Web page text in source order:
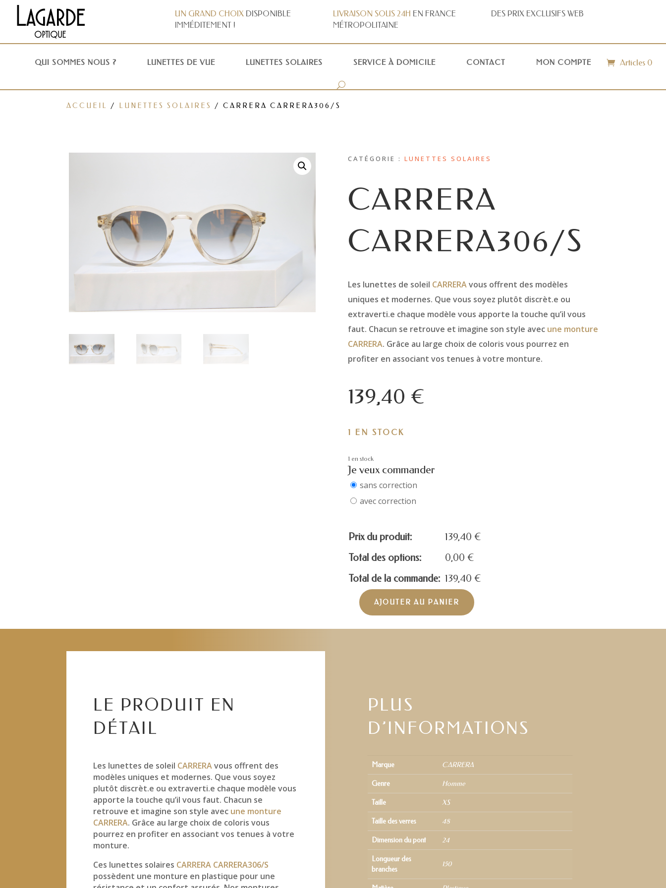
UN GRAND CHOIXDISPONIBLE
IMMÉDITEMENT !
LIVRAISON SOUS 24H EN FRANCE
MÉTROPOLITAINE
DES PRIX EXCLUSIFS WEB
QUI SOMMES NOUS ? LUNETTES DE VUE LUNETTES SOLAIRES SERVICE À DOMICILE CONTACT MON COMPTE Articles 0
ACCUEIL / LUNETTES SOLAIRES / CARRERA CARRERA306/S
CATÉGORIE : LUNETTES SOLAIRES
CARRERA
CARRERA306/S
Les lunettes de soleil CARRERAvous offrent des modèles
uniques et modernes. Que vous soyez plutôt discrèt.e ou
extraverti.e chaque modèle vous apporte la touche qu’il vous
faut. Chacun se retrouve et imagine son style avec une monture
CARRERA. Grâce au large choix de coloris vous pourrez en
profiter en associant vos tenues à votre monture.
139,40 €
1 EN STOCK
1 en stock
Je veux commander
sans correction
avec correction
Prix du produit: 139,40 €
Total des options:
0,00 €
Total de la commande: 139,40 €
quantité
CARRERA
AJOUTER AU PANIER
LE PRODUIT EN
DÉTAIL
Les lunettes de soleil CARRERAvous offrent des
modèles uniques et modernes. Que vous soyez
plutôt discrèt.e ou extraverti.e chaque modèle vous
apporte la touche qu’il vous faut. Chacun se
retrouve et imagine son style avec une monture
CARRERA. Grâce au large choix de coloris vous
pourrez en profiter en associant vos tenues à votre
monture.
Ces lunettes solaires CARRERA CARRERA306/S
possèdent une monture en plastique pour une
PLUS
D’INFORMATIONS
Marque CARRERA
Genre Homme
Taille XS
Taille des verres 48
Dimension du pont 24
Longueur des
branches
150